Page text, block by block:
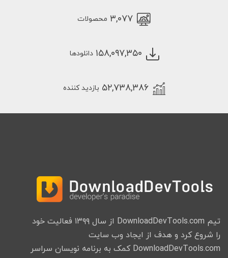
۳,۰۷۷ محصولات
۱۵۸,۰۹۷,۳۵۰ دانلودها
۵۲,۷۳۸,۳۸۶ بازدید کننده
تیم DownloadDevTools.com از سال ۱۳۹۹ فعالیت خود
را شروع کرد و هدف از ایجاد وب سایت
DownloadDevTools.com کمک به برنامه نویسان سراسر